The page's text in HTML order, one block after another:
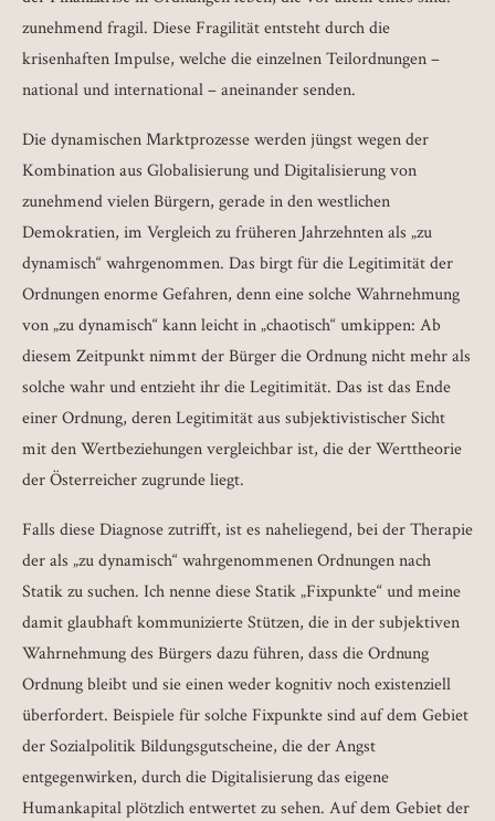
zunehmend fragil. Diese Fragilität entsteht durch die
krisenhaften Impulse, welche die einzelnen Teilordnungen –
national und international – aneinander senden.
Die dynamischen Marktprozesse werden jüngst wegen der
Kombination aus Globalisierung und Digitalisierung von
zunehmend vielen Bürgern, gerade in den westlichen
Demokratien, im Vergleich zu früheren Jahrzehnten als „zu
dynamisch“ wahrgenommen. Das birgt für die Legitimität der
Ordnungen enorme Gefahren, denn eine solche Wahrnehmung
von „zu dynamisch“ kann leicht in „chaotisch“ umkippen: Ab
diesem Zeitpunkt nimmt der Bürger die Ordnung nicht mehr als
solche wahr und entzieht ihr die Legitimität. Das ist das Ende
einer Ordnung, deren Legitimität aus subjektivistischer Sicht
mit den Wertbeziehungen vergleichbar ist, die der Werttheorie
der Österreicher zugrunde liegt.
Falls diese Diagnose zutrifft, ist es naheliegend, bei der Therapie
der als „zu dynamisch“ wahrgenommenen Ordnungen nach
Statik zu suchen. Ich nenne diese Statik „Fixpunkte“ und meine
damit glaubhaft kommunizierte Stützen, die in der subjektiven
Wahrnehmung des Bürgers dazu führen, dass die Ordnung
Ordnung bleibt und sie einen weder kognitiv noch existenziell
überfordert. Beispiele für solche Fixpunkte sind auf dem Gebiet
der Sozialpolitik Bildungsgutscheine, die der Angst
entgegenwirken, durch die Digitalisierung das eigene
Humankapital plötzlich entwertet zu sehen. Auf dem Gebiet der